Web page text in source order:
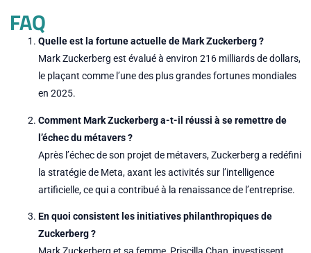
FAQQuelle est la fortune actuelle de Mark Zuckerberg ?
Mark Zuckerberg est évalué à environ 216 milliards de dollars,
le plaçant comme l’une des plus grandes fortunes mondiales
en 2025.
Comment Mark Zuckerberg a-t-il réussi à se remettre de
l’échec du métavers ?
Après l’échec de son projet de métavers, Zuckerberg a redéfini
la stratégie de Meta, axant les activités sur l’intelligence
artificielle, ce qui a contribué à la renaissance de l’entreprise.
En quoi consistent les initiatives philanthropiques de
Zuckerberg ?